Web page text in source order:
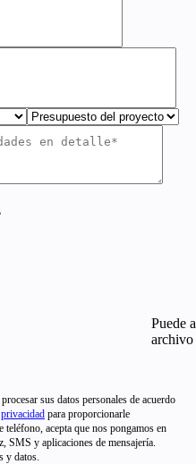
Puede
sus datos personales de acuerdo
para proporcionarle
acepta que nos pongamos en
SMS y aplicaciones de mensajería.
y datos.